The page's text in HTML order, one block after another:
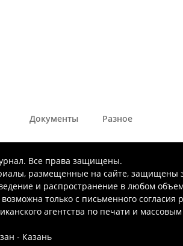
Документы Разное
Все права защищены.
размещенные на сайте, защищены
и распространение в любом
только с письменного
агентства по печати и
- Казань